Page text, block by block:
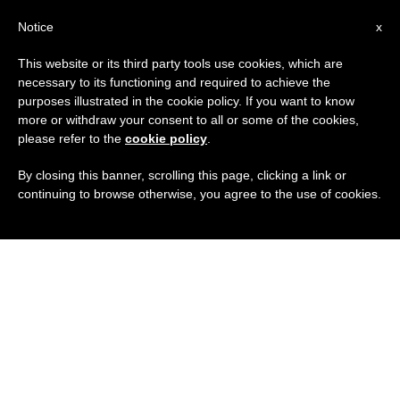
x
Notice
This website or its third party tools use cookies, which are
necessary to its functioning and required to achieve the
purposes illustrated in the cookie policy. If you want to know
more or withdraw your consent to all or some of the cookies,
please refer to the cookie policy
By closing this banner, scrolling this page, clicking a link or
continuing to browse otherwise, you agree to the use of cookies.